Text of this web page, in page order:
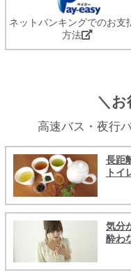
ネットバンキングでのお支
方法
＼お
高速バス・夜行
長距
トイ
気分
酔わ